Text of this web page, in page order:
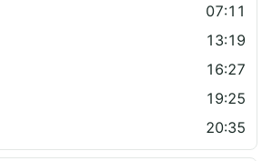
07:11
13:19
16:27
19:25
20:35